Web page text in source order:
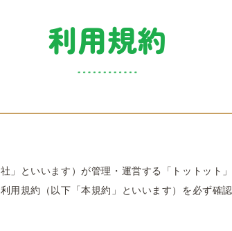
利用規約
」といいます）が管理・運営する「トットット
用規約（以下「本規約」といいます）を必ず確